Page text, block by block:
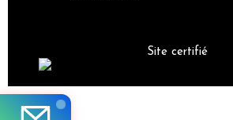
Site certifié